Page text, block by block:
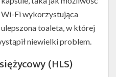
Wi-Fi wykorzystująca
toaleta, w której
niewielki problem.
(HLS)